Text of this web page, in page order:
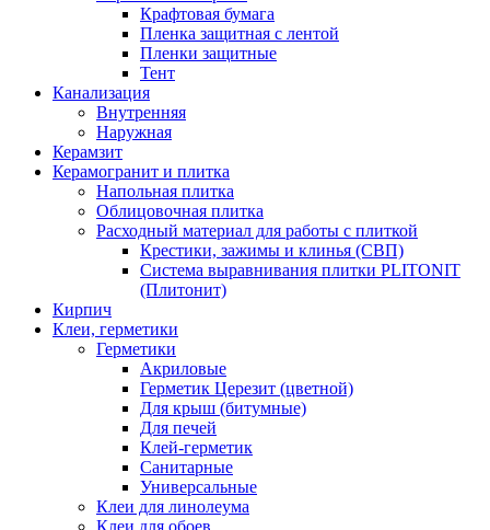
Крафтовая бумага
Пленка защитная с лентой
Пленки защитные
Тент
Канализация
Внутренняя
Наружная
Керамзит
Керамогранит и плитка
Напольная плитка
Облицовочная плитка
Расходный материал для работы с плиткой
Крестики, зажимы и клинья (СВП)
Система выравнивания плитки PLITONIT
(Плитонит)
Кирпич
Клеи, герметики
Герметики
Акриловые
Герметик Церезит (цветной)
Для крыш (битумные)
Для печей
Клей-герметик
Санитарные
Универсальные
Клеи для линолеума
Клеи для обоев